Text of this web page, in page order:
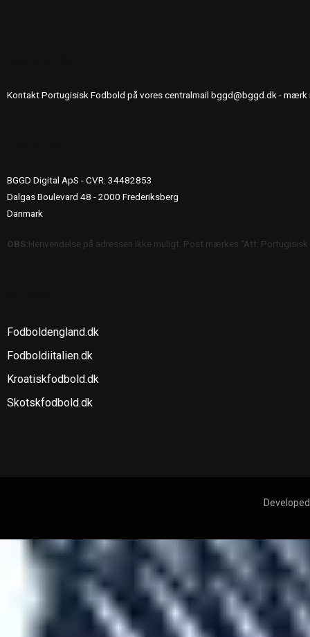
Kontakt Portugisisk Fodbold på vores centralmail bggd@bggd.dk - mærk
BGGD Digital ApS - CVR: 34482853
Dalgas Boulevard 48 - 2000 Frederiksberg
Danmark
OBS:Henvendelse på adressen ikke muligt. Post mærkes "Att:
Fodboldengland.dk
Fodboldiitalien.dk
Kroatiskfodbold.dk
Skotskfodbold.dk